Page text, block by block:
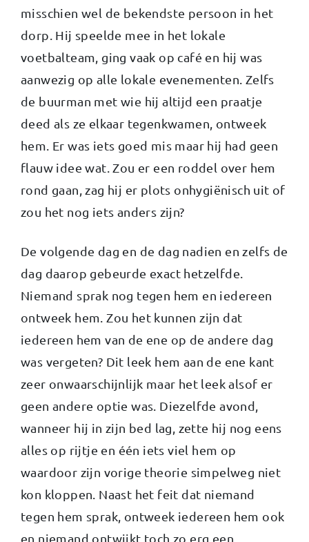
misschien wel de bekendste persoon in het
dorp. Hij speelde mee in het lokale
voetbalteam, ging vaak op café en hij was
aanwezig op alle lokale evenementen. Zelfs
de buurman met wie hij altijd een praatje
deed als ze elkaar tegenkwamen, ontweek
hem. Er was iets goed mis maar hij had geen
flauw idee wat. Zou er een roddel over hem
rond gaan, zag hij er plots onhygiënisch uit of
zou het nog iets anders zijn?
De volgende dag en de dag nadien en zelfs de
dag daarop gebeurde exact hetzelfde.
Niemand sprak nog tegen hem en iedereen
ontweek hem. Zou het kunnen zijn dat
iedereen hem van de ene op de andere dag
was vergeten? Dit leek hem aan de ene kant
zeer onwaarschijnlijk maar het leek alsof er
geen andere optie was. Diezelfde avond,
wanneer hij in zijn bed lag, zette hij nog eens
alles op rijtje en één iets viel hem op
waardoor zijn vorige theorie simpelweg niet
kon kloppen. Naast het feit dat niemand
tegen hem sprak, ontweek iedereen hem ook
en niemand ontwijkt toch zo erg een